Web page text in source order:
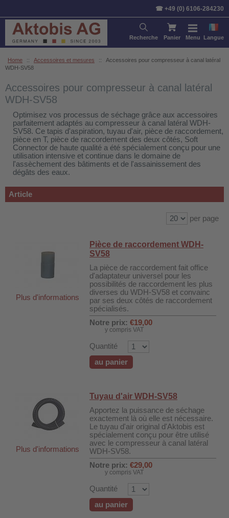
☎ +49 (0) 6106-284230
Recherche Panier Menu Langue
et WDH-626L
Home :: Accessoires et mesures ::
Accessoires pour compresseur à canal latéral
WDH-SV58
Accessoires pour compresseur à canal latéral
WDH-SV58
Optimisez vos processus de séchage grâce aux accessoires
parfaitement adaptés au compresseur à canal latéral WDH-
SV58. Ce tapis d'aspiration, tuyau d'air, pièce de raccordement,
pièce en T, pièce de raccordement des deux côtés, Soft
Connector de haute qualité a été spécialement conçu pour une
utilisation intensive et continue dans le domaine de
l'assèchement des bâtiments et de l'assainissement des
dégâts des eaux.
Article
Article Prix
per page
Plus d'informations
Pièce de raccordement WDH-
SV58
La pièce de raccordement fait office
d'adaptateur universel pour les
possibilités de raccordement les plus
diverses du WDH-SV58 et convainc
par ses deux côtés de raccordement
spécialisés.
Notre prix: €19,00
y compris VAT
Quantité
au panier
Plus d'informations
Tuyau d'air WDH-SV58
Apportez la puissance de séchage
exactement là où elle est nécessaire.
Le tuyau d'air original d'Aktobis est
spécialement conçu pour être utilisé
avec le compresseur à canal latéral
WDH-SV58.
Notre prix: €29,00
y compris VAT
Quantité
au panier